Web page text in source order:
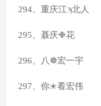
294、重庆江ϡ北人
295、聂庆❉花
296、八☸宏一宇
297、你✭看宏伟